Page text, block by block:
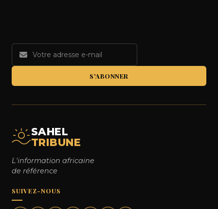
S'ABONNER
SAHEL
TRIBUNE
L'information africaine
de référence
SUIVEZ-NOUS